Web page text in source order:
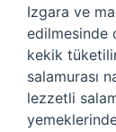
Izgara ve
edilmesinde
kekik
salamurası
lezzetli